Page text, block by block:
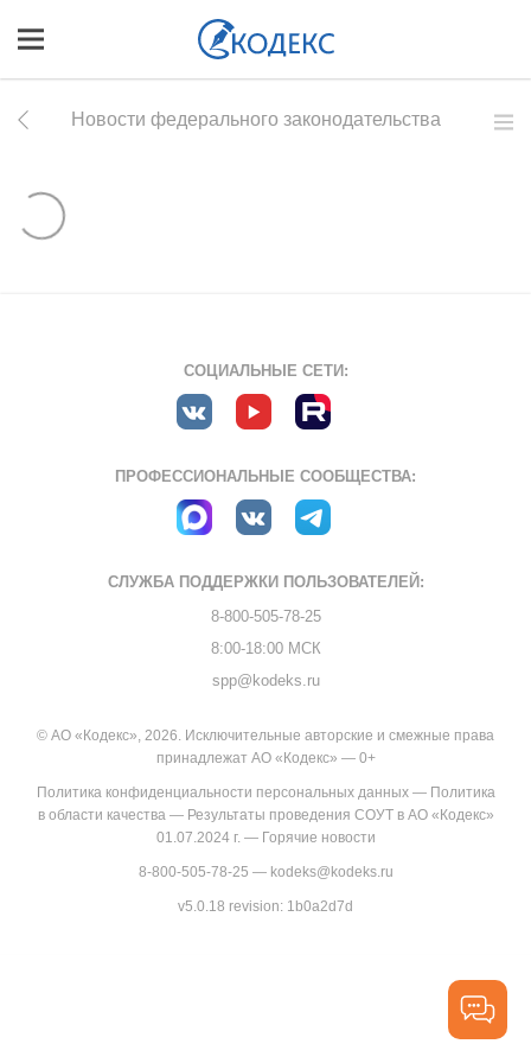
Новости федерального законодательства
СОЦИАЛЬНЫЕ СЕТИ:
ПРОФЕССИОНАЛЬНЫЕ СООБЩЕСТВА:
СЛУЖБА ПОДДЕРЖКИ ПОЛЬЗОВАТЕЛЕЙ:
8-800-505-78-25
8:00-18:00 МСК
spp@kodeks.ru
© АО «Кодекс», 2026. Исключительные авторские и смежные права
принадлежат АО «Кодекс» — 0+
Политика конфиденциальности персональных данных— Политика
в области качества— Результаты проведения СОУТ в АО «Кодекс»
01.07.2024 г.— Горячие новости
8-800-505-78-25 — kodeks@kodeks.ru
v5.0.18 revision: 1b0a2d7d